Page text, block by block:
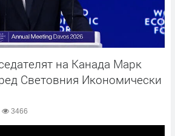
на Канада Марк
Световния Икономически
3466